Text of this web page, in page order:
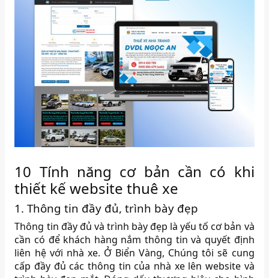
10 Tính năng cơ bản cần có khi
thiết kế website thuê xe
1. Thông tin đầy đủ, trình bày đẹp
Thông tin đầy đủ và trình bày đẹp là yếu tố cơ bản và
cần có để khách hàng nắm thông tin và quyết định
liên hệ với nhà xe. Ở Biển Vàng, Chúng tôi sẽ cung
cấp đầy đủ các thông tin của nhà xe lên website và